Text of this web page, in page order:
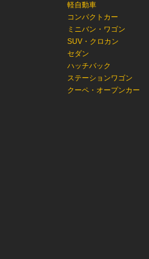
軽自動車
コンパクトカー
ミニバン・ワゴン
SUV・クロカン
セダン
ハッチバック
ステーションワゴン
クーペ・オープンカー